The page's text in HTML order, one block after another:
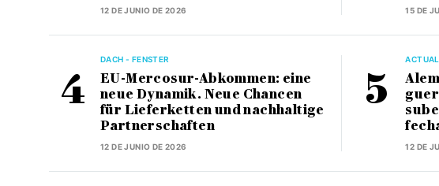
12 DE JUNIO DE 2026 15 DE
DACH - FENSTER
EU-Mercosur-Abkommen: eine
neue Dynamik. Neue Chancen
für Lieferketten und nachhaltige
Partnerschaften
12 DE JUNIO DE 2026 12 DE